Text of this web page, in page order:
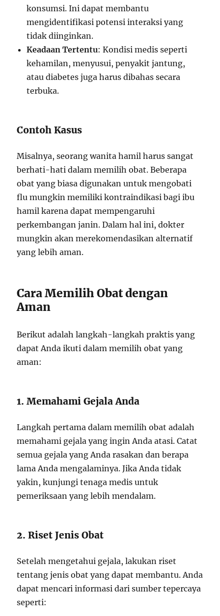
konsumsi. Ini dapat membantu
mengidentifikasi potensi interaksi yang
tidak diinginkan.
Keadaan Tertentu: Kondisi medis seperti
kehamilan, menyusui, penyakit jantung,
atau diabetes juga harus dibahas secara
terbuka.
Contoh Kasus
Misalnya, seorang wanita hamil harus sangat
berhati-hati dalam memilih obat. Beberapa
obat yang biasa digunakan untuk mengobati
flu mungkin memiliki kontraindikasi bagi ibu
hamil karena dapat mempengaruhi
perkembangan janin. Dalam hal ini, dokter
mungkin akan merekomendasikan alternatif
yang lebih aman.
Cara Memilih Obat dengan
Aman
Berikut adalah langkah-langkah praktis yang
dapat Anda ikuti dalam memilih obat yang
aman:
1. Memahami Gejala Anda
Langkah pertama dalam memilih obat adalah
memahami gejala yang ingin Anda atasi. Catat
semua gejala yang Anda rasakan dan berapa
lama Anda mengalaminya. Jika Anda tidak
yakin, kunjungi tenaga medis untuk
pemeriksaan yang lebih mendalam.
2. Riset Jenis Obat
Setelah mengetahui gejala, lakukan riset
tentang jenis obat yang dapat membantu. Anda
dapat mencari informasi dari sumber tepercaya
seperti: